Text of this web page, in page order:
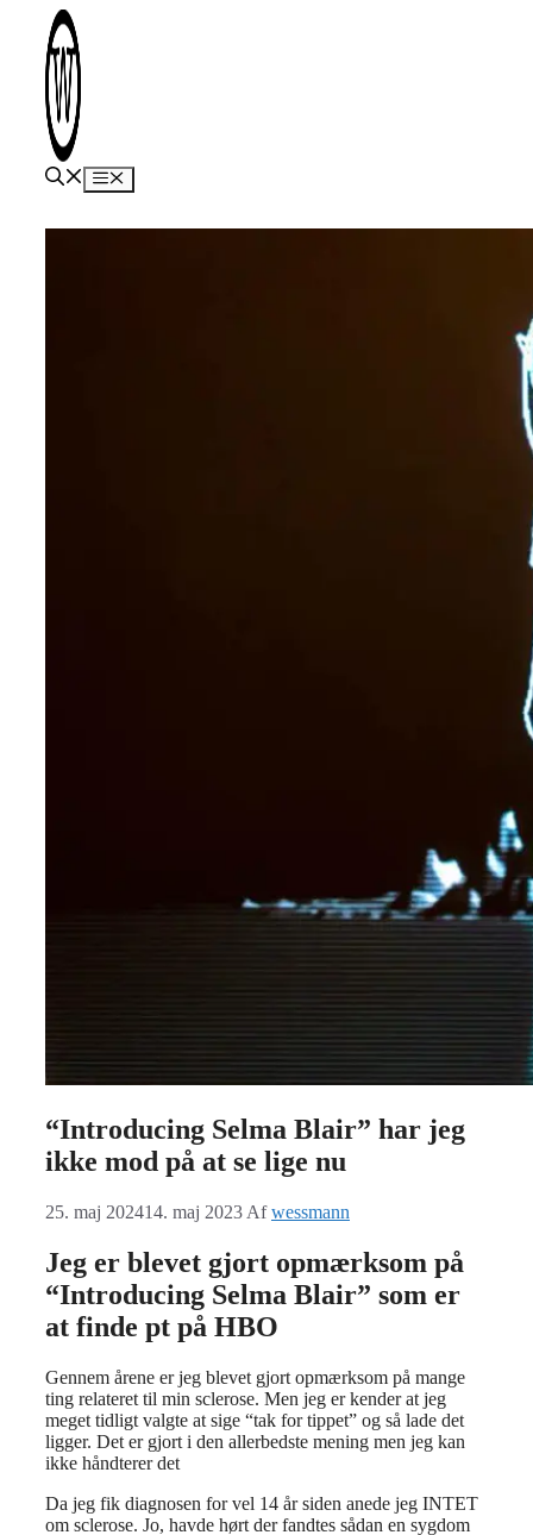
indhold
Menu
“Introducing Selma Blair” har jeg
ikke mod på at se lige nu
25. maj 202414. maj 2023 Afwessmann
Jeg er blevet gjort opmærksom på
“Introducing Selma Blair” som er
at finde pt på HBO
Gennem årene er jeg blevet gjort opmærksom på mange
ting relateret til min sclerose. Men jeg er kender at jeg
meget tidligt valgte at sige “tak for tippet” og så lade det
ligger. Det er gjort i den allerbedste mening men jeg kan
ikke håndterer det
Da jeg fik diagnosen for vel 14 år siden anede jeg INTET
om sclerose. Jo, havde hørt der fandtes sådan en sygdom